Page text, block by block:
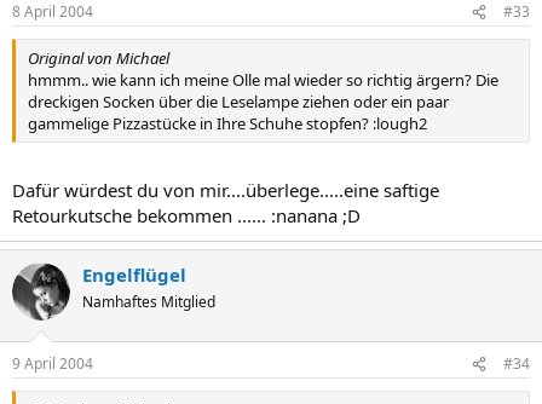
8 April 2004 #33
Original von Michael
hmmm.. wie kann ich meine Olle mal wieder so richtig ärgern? Die
dreckigen Socken über die Leselampe ziehen oder ein paar
gammelige Pizzastücke in Ihre Schuhe stopfen? :lough2
Dafür würdest du von mir....überlege.....eine saftige
Retourkutsche bekommen ...... :nanana ;D
Engelflügel
Namhaftes Mitglied
9 April 2004 #34